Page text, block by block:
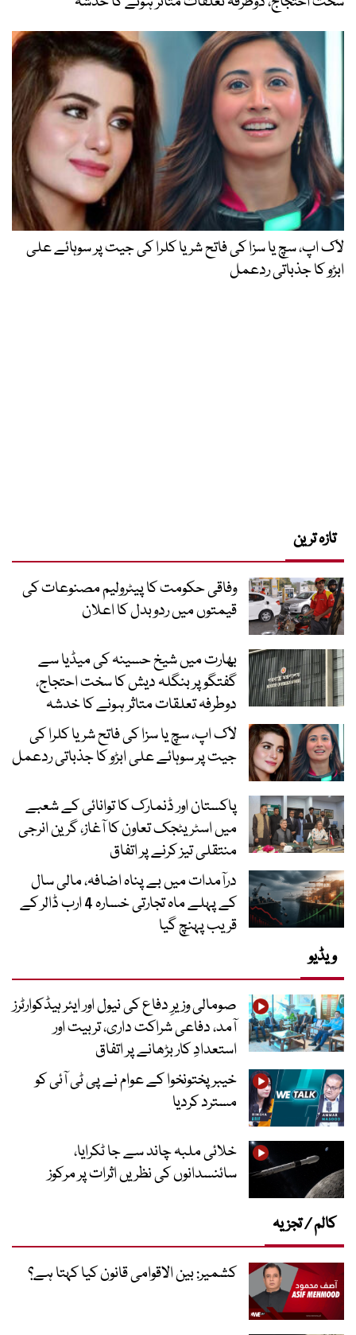
لاک اپ، سچ یا سزا کی فاتح شریا کلرا کی جیت پر سوہائے علی
ابڑو کا جذباتی ردعمل
تازہ ترین
وفاقی حکومت کا پیٹرولیم مصنوعات کی
قیمتوں میں ردوبدل کا اعلان
بھارت میں شیخ حسینہ کی میڈیا سے
گفتگو پر بنگلہ دیش کا سخت احتجاج،
دوطرفہ تعلقات متاثر ہونے کا خدشہ
لاک اپ، سچ یا سزا کی فاتح شریا کلرا کی
جیت پر سوہائے علی ابڑو کا جذباتی ردعمل
پاکستان اور ڈنمارک کا توانائی کے شعبے
میں اسٹریٹجک تعاون کا آغاز، گرین انرجی
منتقلی تیز کرنے پر اتفاق
درآمدات میں بے پناہ اضافہ، مالی سال
کے پہلے ماہ تجارتی خسارہ 4 ارب ڈالر کے
قریب پہنچ گیا
ویڈیو
صومالی وزیرِ دفاع کی نیول اور ایئر ہیڈکوارٹرز
آمد، دفاعی شراکت داری، تربیت اور
استعدادِ کار بڑھانے پر اتفاق
خیبرپختونخوا کے عوام نے پی ٹی آئی کو
مسترد کردیا
خلائی ملبہ چاند سے جا ٹکرایا،
سائنسدانوں کی نظریں اثرات پر مرکوز
کالم / تجزیہ
کشمیر: بین الاقوامی قانون کیا کہتا ہے؟